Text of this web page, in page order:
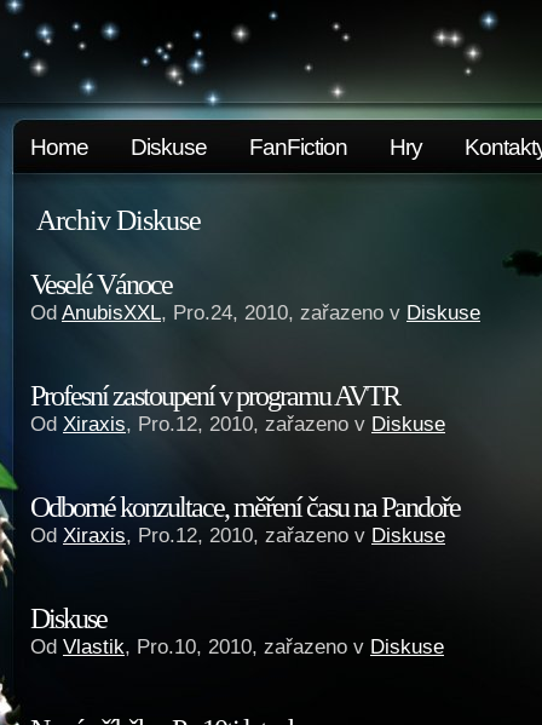
Home Diskuse FanFiction Hry
Archiv Diskuse
Veselé Vánoce
Od AnubisXXL, Pro.24, 2010, zařazeno v Diskuse
Profesní zastoupení v programu AVTR
Od Xiraxis, Pro.12, 2010, zařazeno v Diskuse
Odborné konzultace, měření času na Pandoře
Od Xiraxis, Pro.12, 2010, zařazeno v Diskuse
Diskuse
Od Vlastik, Pro.10, 2010, zařazeno v Diskuse